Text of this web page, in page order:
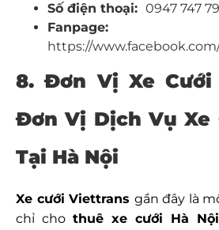
Số điện thoại: 0947 747
Fanpage:
https://
8. Đơn Vị Xe Cưới
Đơn Vị Dịch Vụ Xe
Tại Hà Nội
Xe cưới Viettrans gần đây là
chỉ cho thuê xe cưới Hà Nội